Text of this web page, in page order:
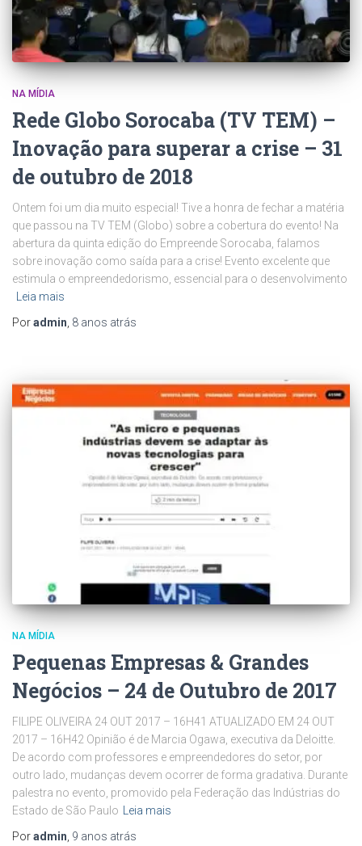
NA MÍDIA
Rede Globo Sorocaba (TV TEM) –
Inovação para superar a crise – 31
de outubro de 2018
Ontem foi um dia muito especial! Tive a honra de fechar a matéria
que passou na TV TEM (Globo) sobre a cobertura do evento! Na
abertura da quinta edição do Empreende Sorocaba, falamos
sobre inovação como saída para a crise! Evento excelente que
estimula o empreendedorismo, essencial para o desenvolvimento
Leia mais
Poradmin 8 anos atrás
NA MÍDIA
Pequenas Empresas & Grandes
Negócios – 24 de Outubro de 2017
FILIPE OLIVEIRA 24 OUT 2017 – 16H41 ATUALIZADO EM 24 OUT
2017 – 16H42 Opinião é de Marcia Ogawa, executiva da Deloitte.
De acordo com professores e empreendedores do setor, por
outro lado, mudanças devem ocorrer de forma gradativa. Durante
palestra no evento, promovido pela Federação das Indústrias do
Estado de São Paulo Leia mais
Poradmin, 9 anos atrás